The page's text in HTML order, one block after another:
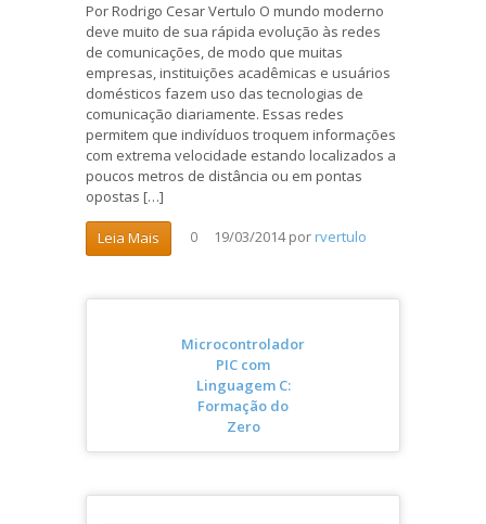
Por Rodrigo Cesar Vertulo O mundo moderno
deve muito de sua rápida evolução às redes
de comunicações, de modo que muitas
empresas, instituições acadêmicas e usuários
domésticos fazem uso das tecnologias de
comunicação diariamente. Essas redes
permitem que indivíduos troquem informações
com extrema velocidade estando localizados a
poucos metros de distância ou em pontas
opostas […]
Leia Mais 0 19/03/2014por rvertulo
Microcontrolador
PIC com
Linguagem C:
Formação do
Zero